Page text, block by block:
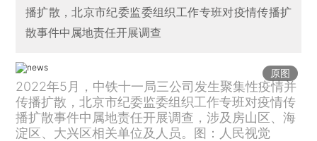
播扩散，北京市纪委监委组织工作专班对疫情传播扩
散事件中属地责任开展调查
原图
2022年5月，中铁十一局三公司发生聚集性疫情并
传播扩散，北京市纪委监委组织工作专班对疫情传
播扩散事件中属地责任开展调查，涉及房山区、海
淀区、大兴区相关单位及人员。图：人民视觉